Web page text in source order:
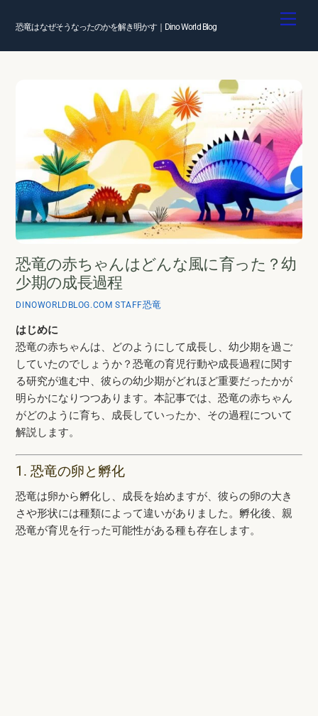
恐竜はなぜそうなったのかを解き明かす｜Dino World Blog
恐竜の赤ちゃんはどんな風に育った？幼
少期の成長過程
DINOWORLDBLOG.COM STAFF恐竜
はじめに
恐竜の赤ちゃんは、どのようにして成長し、幼少期を過ご
していたのでしょうか？恐竜の育児行動や成長過程に関す
る研究が進む中、彼らの幼少期がどれほど重要だったかが
明らかになりつつあります。本記事では、恐竜の赤ちゃん
がどのように育ち、成長していったか、その過程について
解説します。
1. 恐竜の卵と孵化
恐竜は卵から孵化し、成長を始めますが、彼らの卵の大き
さや形状には種類によって違いがありました。孵化後、親
恐竜が育児を行った可能性がある種も存在します。